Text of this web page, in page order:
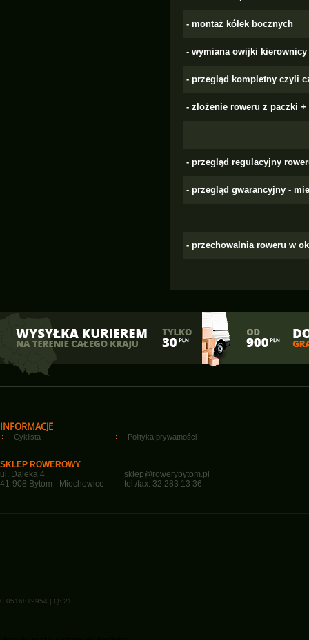
- montaż kółek bocznych
- wymiana owijki kierownicy
- przegląd kompletny czyli
- złożenie roweru z paczki
- przegląd regulacyjny
- przegląd gwarancyjny -
- przechowalnia roweru w
INFORMACJE
Cyklista Polityka prywatności
SKLEP ROWEROWY
ul. Daleka 4
41-908 Bytom - Miechowice
sklep@rowerybytom.pl
tel./fax: 32 283 13 36
0.0516819954 | Q: 21